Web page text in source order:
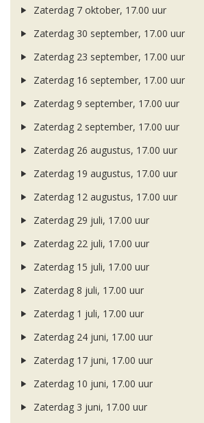
Zaterdag 7 oktober, 17.00 uur
Zaterdag 30 september, 17.00 uur
Zaterdag 23 september, 17.00 uur
Zaterdag 16 september, 17.00 uur
Zaterdag 9 september, 17.00 uur
Zaterdag 2 september, 17.00 uur
Zaterdag 26 augustus, 17.00 uur
Zaterdag 19 augustus, 17.00 uur
Zaterdag 12 augustus, 17.00 uur
Zaterdag 29 juli, 17.00 uur
Zaterdag 22 juli, 17.00 uur
Zaterdag 15 juli, 17.00 uur
Zaterdag 8 juli, 17.00 uur
Zaterdag 1 juli, 17.00 uur
Zaterdag 24 juni, 17.00 uur
Zaterdag 17 juni, 17.00 uur
Zaterdag 10 juni, 17.00 uur
Zaterdag 3 juni, 17.00 uur